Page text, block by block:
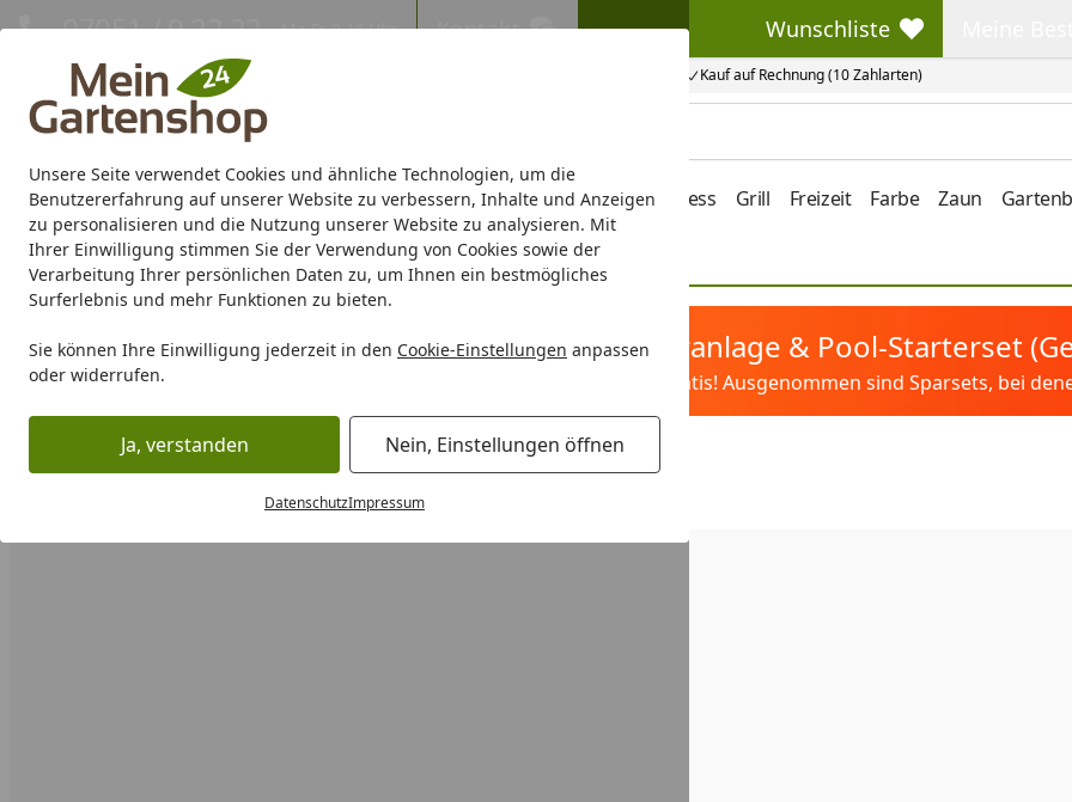
Unsere Seite verwendet Cookies und ähnliche Technologien, um die
Benutzererfahrung auf unserer Website zu verbessern, Inhalte und Anzeigen
zu personalisieren und die Nutzung unserer Website zu analysieren. Mit
Ihrer Einwilligung stimmen Sie der Verwendung von Cookies sowie der
Verarbeitung Ihrer persönlichen Daten zu, um Ihnen ein bestmögliches
Surferlebnis und mehr Funktionen zu bieten.
Sie können Ihre Einwilligung jederzeit in den Cookie-Einstellungen anpassen
oder widerrufen.
Ja, verstanden Nein, Einstellungen öffnen
DatenschutzImpressum
Eigene Montage-Teams Kauf auf Rechnung (10 Zahlarten)
07051 / 9 22 22 Mo-Fr. 8-16 Uhr Kontakt Wunschliste
Wunschliste
Gartenhaus Gerätehaus Gewächshaus Carport/Garage/Vordach Wellness Grill Freizeit Farbe Zaun
Marken Sale %
Karibu Pools inkl. gratis Sandfilteranlage & Pool-Starterset
Dein Traumpool im Sorglos-Paket: Filter&Pflege gratis! Ausgenommen sind Sparsets, bei
Startseite
Biohort Biohort 3D Konfigurator Biohort Freizeitbox Konfigurator
Biohort Freizeitbox Konfigurator